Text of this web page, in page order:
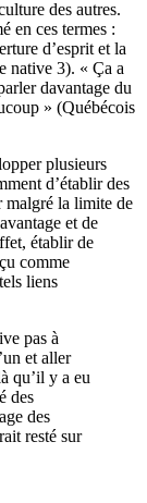
des autres.
en ces termes :
d’esprit et la
native 3). « Ça a
davantage du
» (Québécois
plusieurs
d’établir des
malgré la limite de
et de
établir de
comme
liens
pas à
et aller
qu’il y a eu
des
des
resté sur